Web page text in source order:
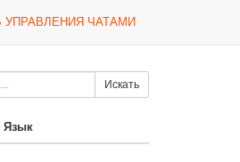
УПРАВЛЕНИЯ ЧАТАМИ
Искать
Язык